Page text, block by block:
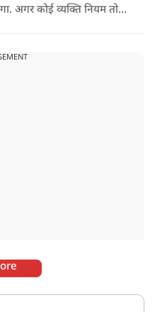
अगर कोई व्यक्ति नियम तोड़ते